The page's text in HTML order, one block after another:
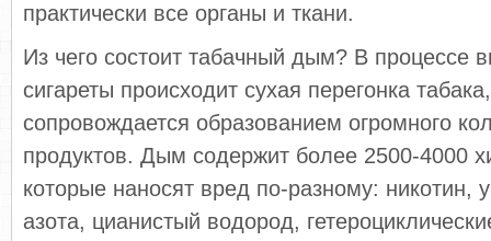
практически все органы и ткани.
Из чего состоит табачный дым? В процессе
сигареты происходит сухая перегонка
сопровождается образованием огромного
продуктов. Дым содержит более 2500-4000
которые наносят вред по-разному: никотин,
азота, цианистый водород,